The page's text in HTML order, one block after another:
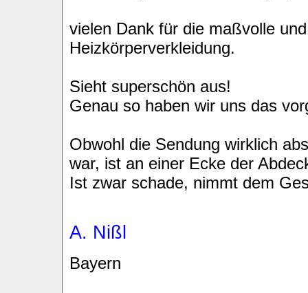
vielen Dank für die maßvolle
Heizkörperverkleidung.
Sieht superschön aus!
Genau so haben wir uns das
Obwohl die Sendung wirklich
war, ist an einer Ecke der
Ist zwar schade, nimmt dem
A. Nißl
Bayern